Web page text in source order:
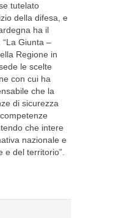
tutelato
della difesa, e
ha il
Giunta –
Regione in
le scelte
con cui ha
che la
di sicurezza
che intere
nazionale e
e del territorio”.